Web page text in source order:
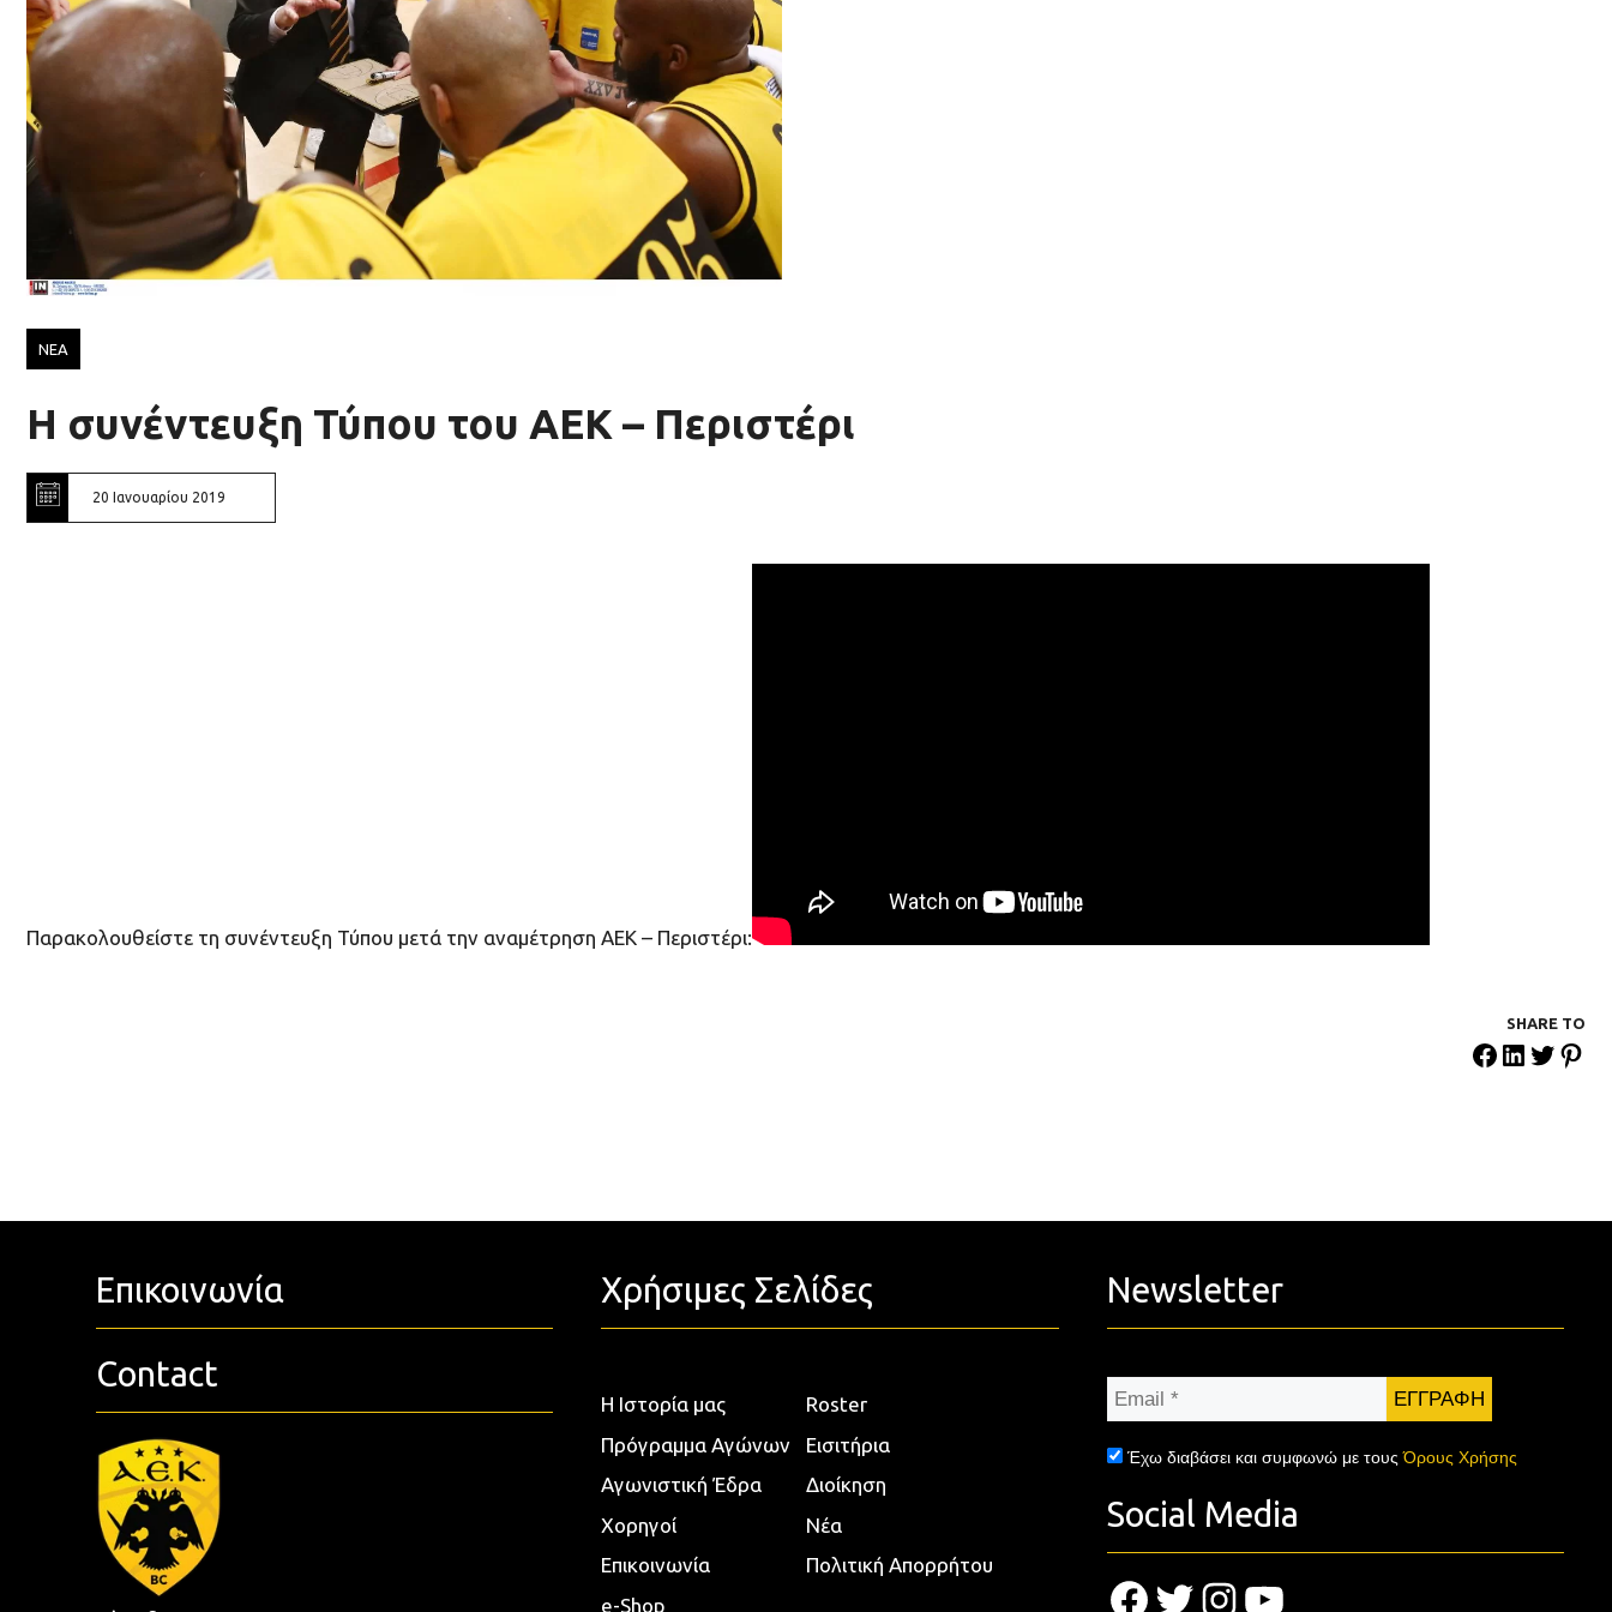
ΝΕΑ
Η συνέντευξη Τύπου του ΑΕΚ – Περιστέρι
20 Ιανουαρίου 2019
Παρακολουθείστε τη συνέντευξη Τύπου μετά την αναμέτρηση ΑΕΚ – Περιστέρι:
SHARE ΤΟ
Επικοινωνία
Contact
Χρήσιμες Σελίδες
Η Ιστορία μας
Roster
Πρόγραμμα Αγώνων
Εισιτήρια
Αγωνιστική Έδρα
Διοίκηση
Χορηγοί
Νέα
Επικοινωνία
Πολιτική Απορρήτου
e-Shop
Newsletter
Email
Έχω διαβάσει και συμφωνώ με τουςΌρους Χρήσης
Social Media
Facebook
TwitterInstagram
YouTube